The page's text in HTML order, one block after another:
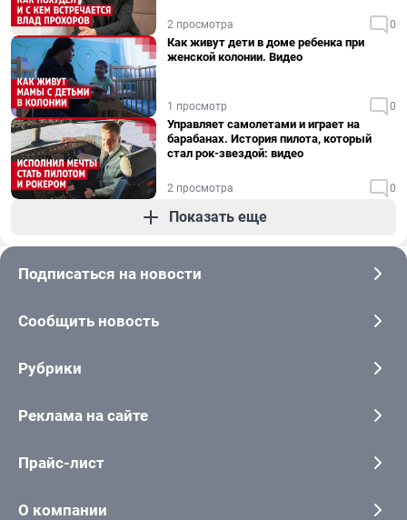
2 просмотра 0
Как живут дети в доме ребенка при
женской колонии. Видео
1 просмотр 0
Управляет самолетами и играет на
барабанах. История пилота, который
стал рок-звездой: видео
2 просмотра 0
Показать еще
Подписаться на новости
Сообщить новость
Рубрики
Реклама на сайте
Прайс-лист
О компании